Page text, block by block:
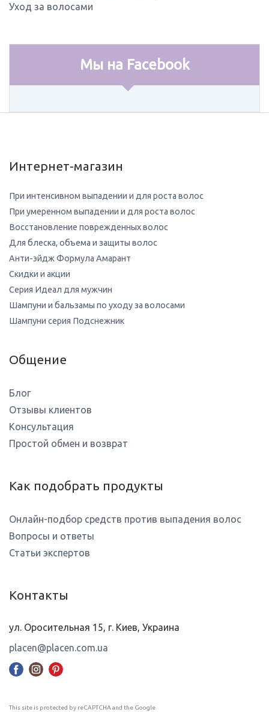
Уход за волосами
Мы на Facebook
Интернет-магазин
При интенсивном выпадении и для роста волос
При умеренном выпадении и для роста волос
Восстановление поврежденных волос
Для блеска, объема и защиты волос
Анти-эйдж Формула Амарант
Скидки и акции
Серия Идеал для мужчин
Шампуни и бальзамы по уходу за волосами
Шампуни серия Подснежник
Общение
Блог
Отзывы клиентов
Консультация
Простой обмен и возврат
Как подобрать продукты
Онлайн-подбор средств против выпадения волос
Вопросы и ответы
Статьи экспертов
Контакты
ул. Оросительная 15, г. Киев, Украина
placen@placen.com.ua
This site is protected by reCAPTCHA and the Google